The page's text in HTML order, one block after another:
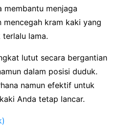
membantu menjaga
mencegah kram kaki yang
lama.
lutut secara bergantian
dalam posisi duduk.
namun efektif untuk
Anda tetap lancar.